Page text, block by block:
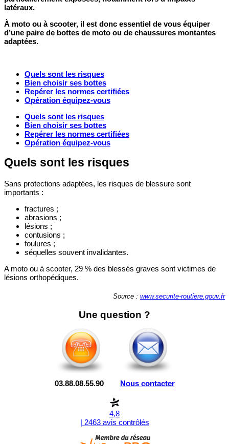
latéraux.
À moto ou à scooter, il est donc essentiel de vous équiper
d’une paire de bottes de moto ou de chaussures montantes
adaptées.
Quels sont les risques
Bien choisir ses bottes
Repérer les normes certifiées
Opération équipez-vous
Quels sont les risques
Bien choisir ses bottes
Repérer les normes certifiées
Opération équipez-vous
Quels sont les risques
Sans protections adaptées, les risques de blessure sont
importants :
fractures ;
abrasions ;
lésions ;
contusions ;
foulures ;
séquelles souvent invalidantes.
A moto ou à scooter, 29 % des blessés graves sont victimes de
lésions orthopédiques.
Source : www.securite-routiere.gouv.fr
Une question ?
03.88.08.55.90 Nous contacter
4,8
| 2463 avis contrôlés